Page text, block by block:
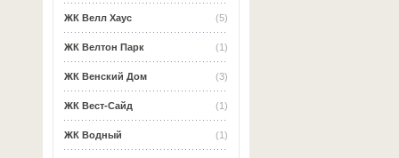
(5)
ЖК Велл Хаус
(1)
ЖК Велтон Парк
(3)
ЖК Венский Дом
(1)
ЖК Вест-Сайд
(1)
ЖК Водный